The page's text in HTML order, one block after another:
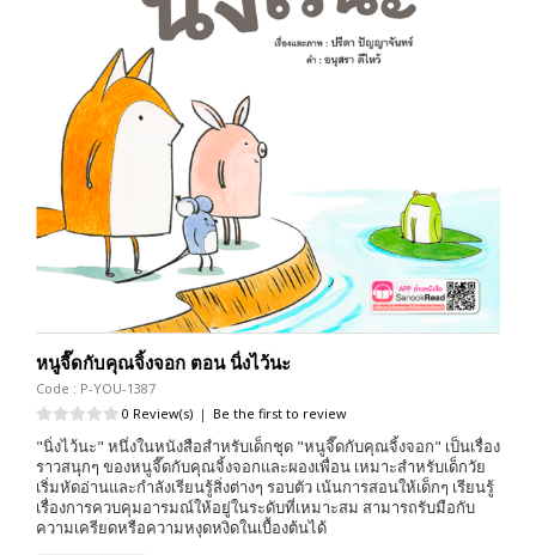
หนูจี๊ดกับคุณจิ้งจอก ตอน นิ่งไว้นะ
Code : P-YOU-1387
0 Review(s) | Be the first to review
"นิ่งไว้นะ" หนึ่งในหนังสือสำหรับเด็กชุด "หนูจี๊ดกับคุณจิ้งจอก" เป็นเรื่อง
ราวสนุกๆ ของหนูจี๊ดกับคุณจิ้งจอกและผองเพื่อน เหมาะสำหรับเด็กวัย
เริ่มหัดอ่านและกำลังเรียนรู้สิ่งต่างๆ รอบตัว เน้นการสอนให้เด็กๆ เรียนรู้
เรื่องการควบคุมอารมณ์ให้อยู่ในระดับที่เหมาะสม สามารถรับมือกับ
ความเครียดหรือความหงุดหงิดในเบื้องต้นได้